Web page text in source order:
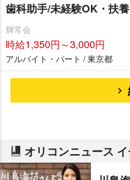
歯科助手/未経験OK・扶
輝常会
時給1,350円～3,000円
アルバイト・パート / 東京都
オリコンニュース